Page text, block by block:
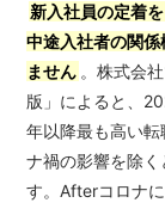
新入社員の定着
中途入社者の関
ません 。株式会
版」によると、
年以降最も高い
ナ禍の影響を除
す。Afterコロナ